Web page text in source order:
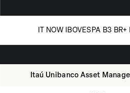
IT NOW IBOVESPA B3
Itaú Unibanco Asset